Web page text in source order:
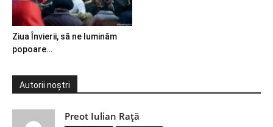
Ziua Învierii, să ne luminăm
popoare…
Autorii noștri
Preot Iulian Raţă